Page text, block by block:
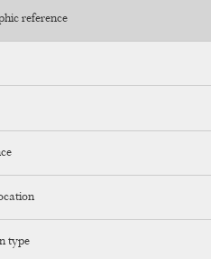
reference
type